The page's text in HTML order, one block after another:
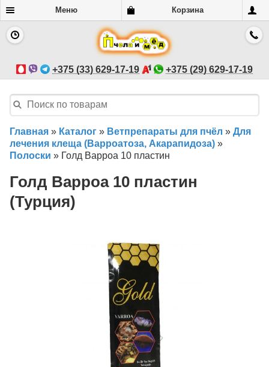
Меню Корзина
+375 (33) 629-17-19 +375 (29) 629-17-19
Главная » Каталог » Ветпрепараты для пчёл » Для
лечения клеща (Варроатоза, Акарапидоза) »
Полоски » Голд Варроа 10 пластин
Голд Варроа 10 пластин
(Турция)